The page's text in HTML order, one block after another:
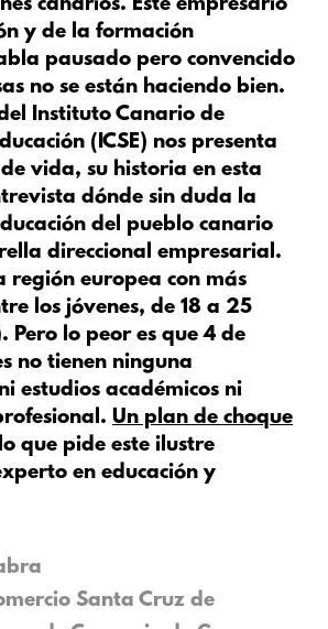
canarios. Este empresario
y de la formación
pausado pero convencido
no se están haciendo bien.
Instituto Canario de
(ICSE) nos presenta
vida, su historia en esta
dónde sin duda la
del pueblo canario
direccional empresarial.
región europea con más
los jóvenes, de 18 a 25
Pero lo peor es que 4 de
no tienen ninguna
estudios académicos ni
Un plan de choque
que pide este ilustre
en educación y
Santa Cruz de